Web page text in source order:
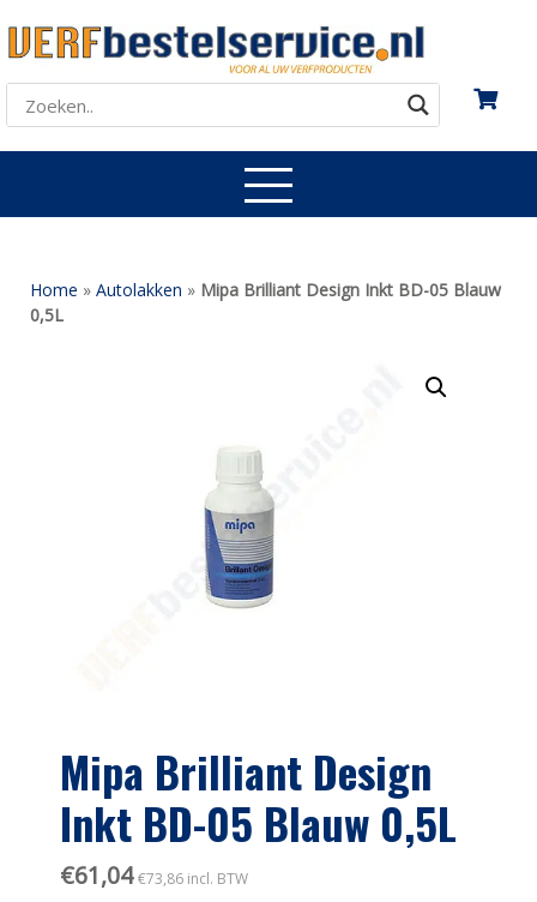
Home » Autolakken » Mipa Brilliant Design Inkt BD-05 Blauw
0,5L
Mipa Brilliant Design
Inkt BD-05 Blauw 0,5L
€61,04 €73,86 incl. BTW